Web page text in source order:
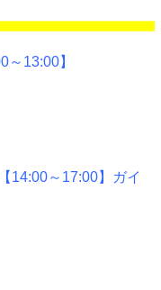
～13:00】
14:00～17:00】ガイ